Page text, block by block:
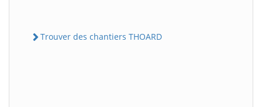
Trouver des chantiers THOARD